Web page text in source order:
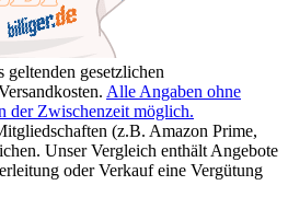
gesetzlichen
Alle Angaben ohne
der Zwischenzeit möglich.
(z.B. Amazon Prime,
Unser Vergleich enthält Angebote
oder Verkauf eine Vergütung